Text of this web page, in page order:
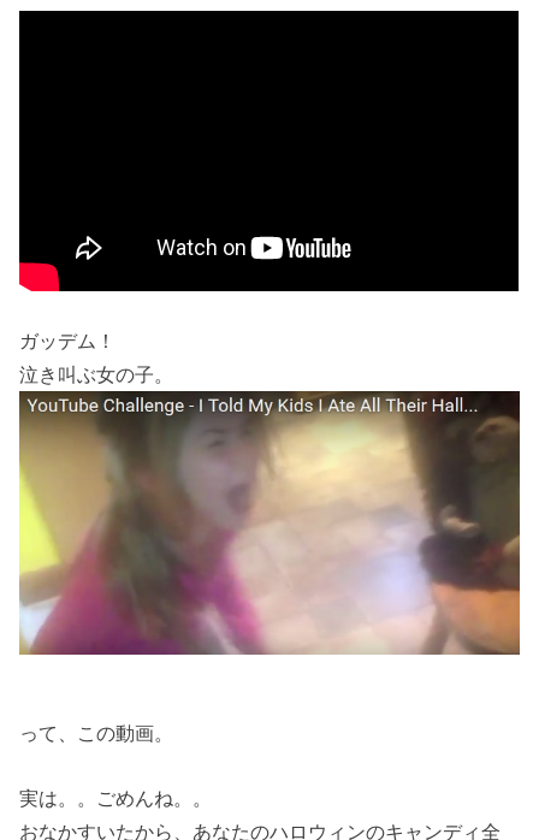
ガッデム！
泣き叫ぶ女の子。
って、この動画。
実は。。ごめんね。。
おなかすいたから、あなたのハロウィンのキャンディ全